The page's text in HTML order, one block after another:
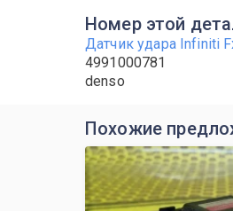
Номер этой
Датчик удара Infiniti
4991000781
denso
Похожие